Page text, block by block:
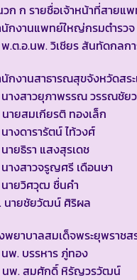
ก ก รายชื่อเจ้าหน้าที่สายแ
กงานแพทย์ใหญ่กรมตำรวจ
.ต.อ.นพ. วิเชียร สันทัดกลก
กงานสาธารณสุขจังหวัดสร
างสาวยุภาพรรณ วรรณชัย
ายสมเกียรติ ทองเล็ก
างดารารัตน์ ไท้วงศ์
ายธิรา แสงสุรเดช
างสาวจรูญศรี เดือนษา
ายวิศวุฒ ชื่นคำ
นายชัยวัฒน์ ศิริผล
พยาบาลสมเด็จพระยุพราชส
พ. บรรหาร ภู่ทอง
นพ. สมศักดิ์ หิรัญวรวัฒน์